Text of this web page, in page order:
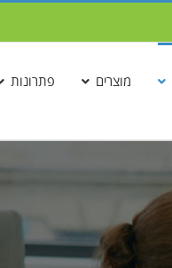
מוצרים פתרונות